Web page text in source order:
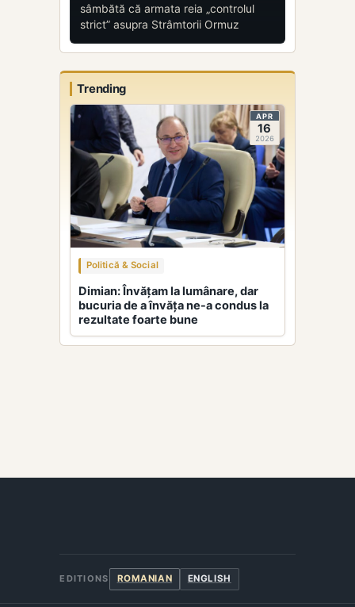
sâmbătă că armata reia „controlul
strict” asupra Strâmtorii Ormuz
Trending
APR
16
2026
Politică & Social
Dimian: Învățam la lumânare, dar
bucuria de a învăța ne-a condus la
rezultate foarte bune
EDITIONS ROMANIAN ENGLISH